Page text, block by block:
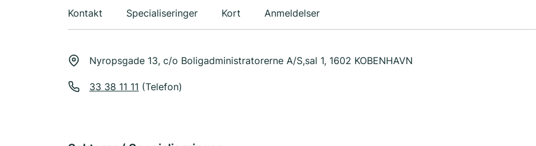
Kontakt Specialiseringer Kort Anmeldelser
Nyropsgade 13, c/o Boligadministratorerne A/S,sal 1, 1602 KOBENHAVN
33 38 11 11 (Telefon)